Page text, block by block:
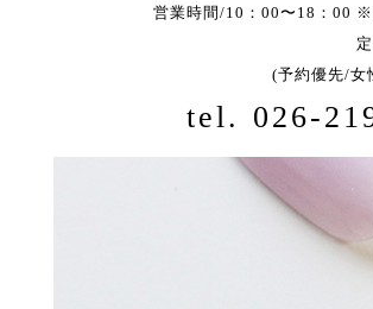
営業時間/10：00〜18：00 ※
(予約優先/女
tel. 026-